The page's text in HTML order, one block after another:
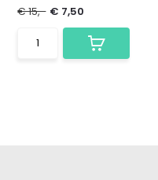
€ 15,- € 7,50